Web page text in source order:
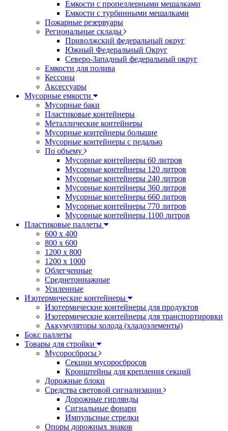
Емкости с пропеллерными мешалками
Емкости с турбинными мешалками
Пожарные резервуары
Региональные склады
Приволжский федеральный округ
Южный Федеральный Округ
Северо-Западный федеральный округ
Емкости для полива
Кессоны
Аксессуары
Мусорные емкости
Мусорные баки
Пластиковые контейнеры
Металлические контейнеры
Мусорные контейнеры большие
Мусорные контейнеры с педалью
По объему
Мусорные контейнеры 60 литров
Мусорные контейнеры 120 литров
Мусорные контейнеры 240 литров
Мусорные контейнеры 360 литров
Мусорные контейнеры 660 литров
Мусорные контейнеры 770 литров
Мусорные контейнеры 1100 литров
Пластиковые паллеты
600 х 400
800 х 600
1200 х 800
1200 х 1000
Облегченные
Среднетоннажные
Усиленные
Изотермические контейнеры
Изотермические контейнеры для продуктов
Изотермические контейнеры для транспортировки
Аккумуляторы холода (хладоэлементы)
Бокс паллеты
Товары для стройки
Мусоросбросы
Секции мусоросбросов
Кронштейны для крепления секций
Дорожные блоки
Средства световой сигнализации
Дорожные гирлянды
Сигнальные фонари
Импульсные стрелки
Опоры дорожных знаков